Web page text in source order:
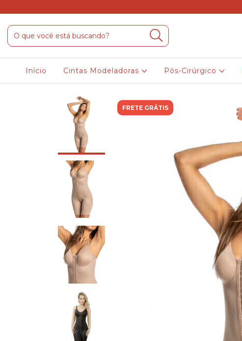
Início Cintas Modeladoras Pós-Cirúrgico
FRETE GRÁTIS